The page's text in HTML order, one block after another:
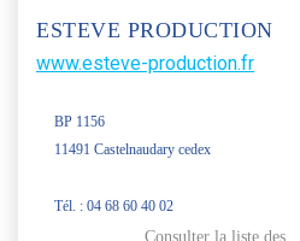
ESTEVE PRODUCTION
www.esteve-production.fr
BP 1156
11491 Castelnaudary cedex
Tél. : 04 68 60 40 02
Consulter la liste des